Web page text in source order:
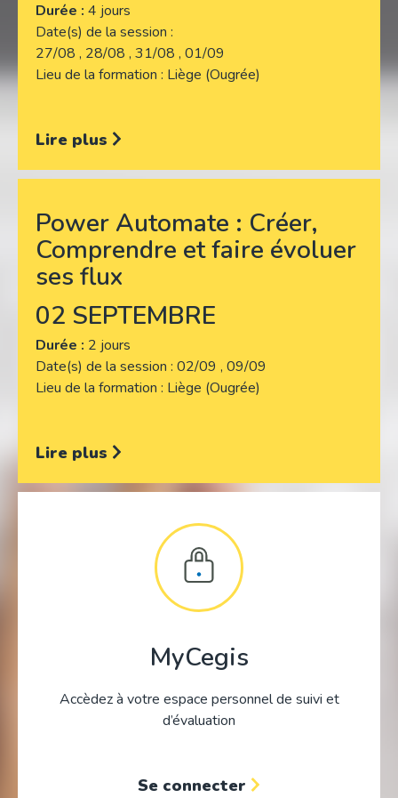
Durée : 4 jours
Date(s) de la session
27/08 , 28/08 , 31/08 , 01/09
Lieu de la formation Liège (Ougrée)
Lire plus
Power Automate : Créer,
Comprendre et faire évoluer
ses flux
02 SEPTEMBRE
Durée : 2 jours
Date(s) de la session 02/09 , 09/09
Lieu de la formation Liège (Ougrée)
Lire plus
MyCegis
Accèdez à votre espace personnel de suivi et
d’évaluation
Se connecter